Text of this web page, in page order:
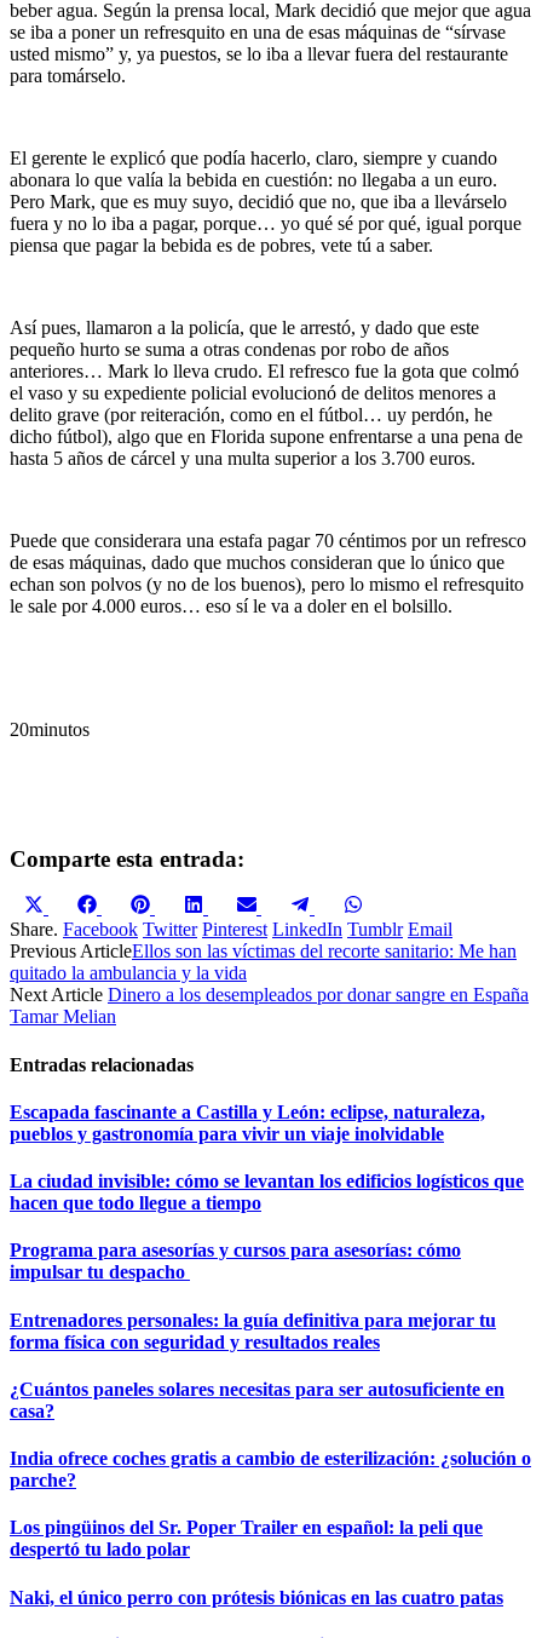
beber agua. Según la prensa local, Mark decidió que mejor que agua
se iba a poner un refresquito en una de esas máquinas de “sírvase
usted mismo” y, ya puestos, se lo iba a llevar fuera del restaurante
para tomárselo.
El gerente le explicó que podía hacerlo, claro, siempre y cuando
abonara lo que valía la bebida en cuestión: no llegaba a un euro.
Pero Mark, que es muy suyo, decidió que no, que iba a llevárselo
fuera y no lo iba a pagar, porque… yo qué sé por qué, igual porque
piensa que pagar la bebida es de pobres, vete tú a saber.
Así pues, llamaron a la policía, que le arrestó, y dado que este
pequeño hurto se suma a otras condenas por robo de años
anteriores… Mark lo lleva crudo. El refresco fue la gota que colmó
el vaso y su expediente policial evolucionó de delitos menores a
delito grave (por reiteración, como en el fútbol… uy perdón, he
dicho fútbol), algo que en Florida supone enfrentarse a una pena de
hasta 5 años de cárcel y una multa superior a los 3.700 euros.
Puede que considerara una estafa pagar 70 céntimos por un refresco
de esas máquinas, dado que muchos consideran que lo único que
echan son polvos (y no de los buenos), pero lo mismo el refresquito
le sale por 4.000 euros… eso sí le va a doler en el bolsillo.
20minutos
Comparte esta entrada:
Compartir
en
X
(Twitter)
Compartir
en
Facebook
Compartir
en
Pinterest
Compartir
en
LinkedIn
Compartir
en
Email
Compartir
en
Telegram
en
WhatsApp
Share. Facebook Twitter Pinterest LinkedIn Tumblr Email
Previous ArticleEllos son las víctimas del recorte sanitario: Me han
quitado la ambulancia y la vida
Next Article Dinero a los desempleados por donar sangre en España
Tamar Melian
Entradas relacionadas
Escapada fascinante a Castilla y León: eclipse, naturaleza,
pueblos y gastronomía para vivir un viaje inolvidable
La ciudad invisible: cómo se levantan los edificios logísticos que
hacen que todo llegue a tiempo
Programa para asesorías y cursos para asesorías: cómo
impulsar tu despacho
Entrenadores personales: la guía definitiva para mejorar tu
forma física con seguridad y resultados reales
¿Cuántos paneles solares necesitas para ser autosuficiente en
casa?
India ofrece coches gratis a cambio de esterilización: ¿solución o
parche?
Los pingüinos del Sr. Poper Trailer en español: la peli que
despertó tu lado polar
Naki, el único perro con prótesis biónicas en las cuatro patas